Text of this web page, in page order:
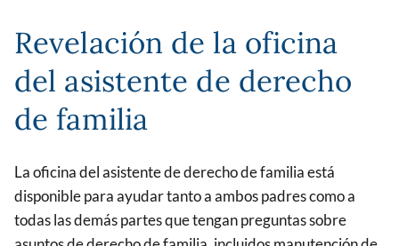
Revelación de la oficina
del asistente de derecho
de familia
La oficina del asistente de derecho de familia está
disponible para ayudar tanto a ambos padres como a
todas las demás partes que tengan preguntas sobre